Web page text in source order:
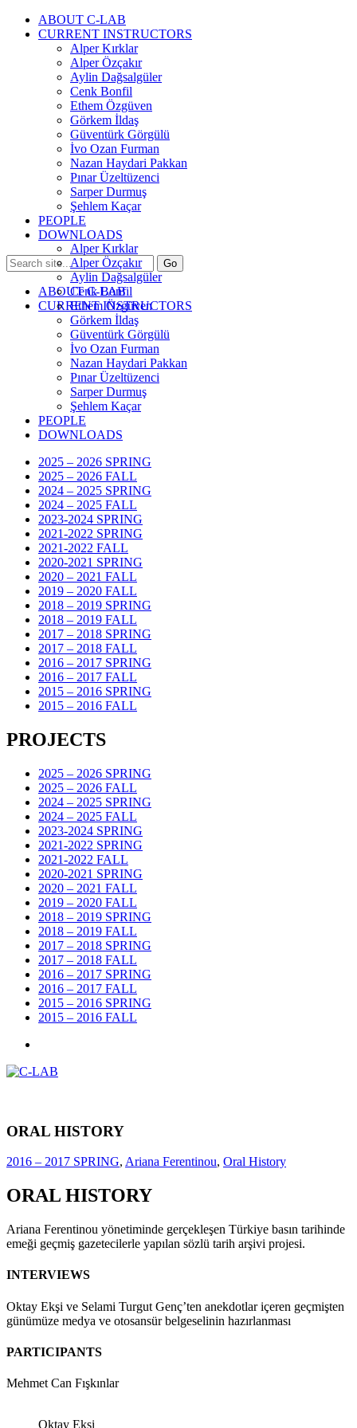
ABOUT C-LAB
CURRENT INSTRUCTORS
Alper Kırklar
Alper Özçakır
Aylin Dağsalgüler
Cenk Bonfil
Ethem Özgüven
Görkem İldaş
Güventürk Görgülü
İvo Ozan Furman
Nazan Haydari Pakkan
Pınar Üzeltüzenci
Sarper Durmuş
Şehlem Kaçar
PEOPLE
DOWNLOADS
ABOUT C-LAB
CURRENT INSTRUCTORS
Alper Kırklar
Alper Özçakır
Aylin Dağsalgüler
Cenk Bonfil
Ethem Özgüven
Görkem İldaş
Güventürk Görgülü
İvo Ozan Furman
Nazan Haydari Pakkan
Pınar Üzeltüzenci
Sarper Durmuş
Şehlem Kaçar
PEOPLE
DOWNLOADS
2025 – 2026 SPRING
2025 – 2026 FALL
2024 – 2025 SPRING
2024 – 2025 FALL
2023-2024 SPRING
2021-2022 SPRING
2021-2022 FALL
2020-2021 SPRING
2020 – 2021 FALL
2019 – 2020 FALL
2018 – 2019 SPRING
2018 – 2019 FALL
2017 – 2018 SPRING
2017 – 2018 FALL
2016 – 2017 SPRING
2016 – 2017 FALL
2015 – 2016 SPRING
2015 – 2016 FALL
PROJECTS
2025 – 2026 SPRING
2025 – 2026 FALL
2024 – 2025 SPRING
2024 – 2025 FALL
2023-2024 SPRING
2021-2022 SPRING
2021-2022 FALL
2020-2021 SPRING
2020 – 2021 FALL
2019 – 2020 FALL
2018 – 2019 SPRING
2018 – 2019 FALL
2017 – 2018 SPRING
2017 – 2018 FALL
2016 – 2017 SPRING
2016 – 2017 FALL
2015 – 2016 SPRING
2015 – 2016 FALL
ORAL HISTORY
2016 – 2017 SPRING, Ariana Ferentinou, Oral History
ORAL HISTORY
Ariana Ferentinou yönetiminde gerçekleşen Türkiye basın tarihinde
emeği geçmiş gazetecilerle yapılan sözlü tarih arşivi projesi.
INTERVIEWS
Oktay Ekşi ve Selami Turgut Genç’ten anekdotlar içeren geçmişten
günümüze medya ve otosansür belgeselinin hazırlanması
PARTICIPANTS
Mehmet Can Fışkınlar
Oktay Ekşi